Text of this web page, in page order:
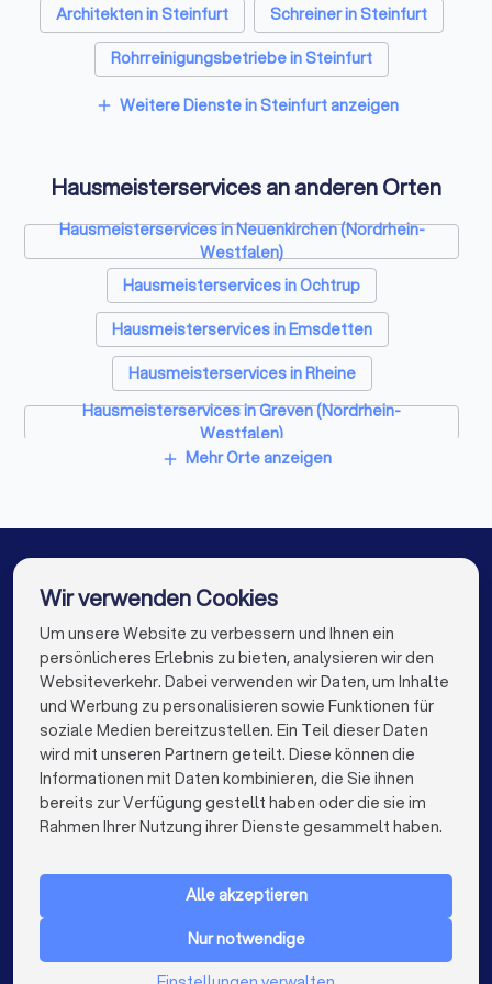
Architekten in Steinfurt
Schreiner in Steinfurt
Rohrreinigungsbetriebe in Steinfurt
add Weitere Dienste in Steinfurt anzeigen
Hausmeisterservices an anderen Orten
Hausmeisterservices in Neuenkirchen (Nordrhein-
Westfalen)
Hausmeisterservices in Ochtrup
Hausmeisterservices in Emsdetten
Hausmeisterservices in Rheine
Hausmeisterservices in Greven (Nordrhein-
Westfalen)
Hausmeisterservices in Havixbeck
Hausmeisterservices in Bad Bentheim
Hausmeisterservices in Gronau (Westfalen)
Hausmeisterservices in Hörstel
Hausmeisterservices in Berlin
Hausmeisterservices in Hamburg
Hausmeisterservices in München
Hausmeisterservices in Köln
Hausmeisterservices in Stuttgart
Hausmeisterservices in Düsseldorf
add Mehr Orte anzeigen
Die besten Hausmeisterservices für Sie
info@trustlocal.de
FÜR PRIVATPERSONEN
Niederlande
Wir verwenden Cookies
Um unsere Website zu verbessern und Ihnen ein
persönlicheres Erlebnis zu bieten, analysieren wir den
Websiteverkehr. Dabei verwenden wir Daten, um Inhalte
und Werbung zu personalisieren sowie Funktionen für
soziale Medien bereitzustellen. Ein Teil dieser Daten
wird mit unseren Partnern geteilt. Diese können die
Informationen mit Daten kombinieren, die Sie ihnen
bereits zur Verfügung gestellt haben oder die sie im
Rahmen Ihrer Nutzung ihrer Dienste gesammelt haben.
Alle akzeptieren
Nur notwendige